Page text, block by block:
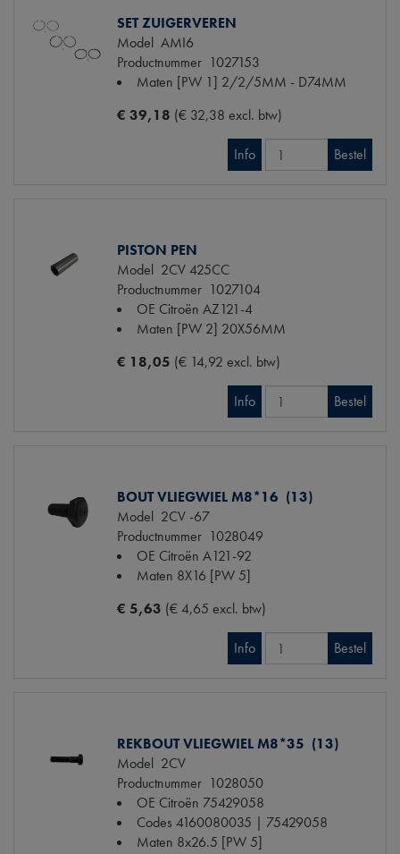
SET ZUIGERVEREN
Model AMI6
Productnummer 1027153
Maten [PW 1] 2/2/5MM - D74MM
€ 39,18 (€ 32,38 excl. btw)
Info Bestel
PISTON PEN
Model 2CV 425CC
Productnummer 1027104
OE Citroën AZ121-4
Maten [PW 2] 20X56MM
€ 18,05 (€ 14,92 excl. btw)
Info Bestel
BOUT VLIEGWIEL M8*16 (13)
Model 2CV -67
Productnummer 1028049
OE Citroën A121-92
Maten 8X16 [PW 5]
€ 5,63 (€ 4,65 excl. btw)
Info Bestel
REKBOUT VLIEGWIEL M8*35 (13)
Model 2CV
Productnummer 1028050
OE Citroën 75429058
Codes 4160080035 | 75429058
Maten 8x26.5 [PW 5]